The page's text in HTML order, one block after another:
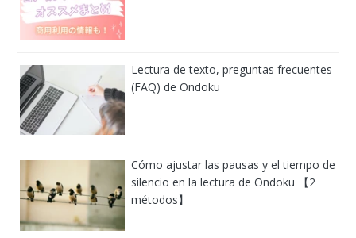
Lectura de texto, preguntas frecuentes
(FAQ) de Ondoku
Cómo ajustar las pausas y el tiempo de
silencio en la lectura de Ondoku 【2
métodos】